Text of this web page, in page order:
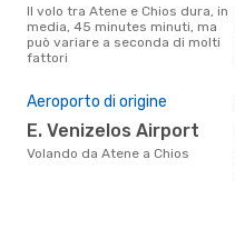
Il volo tra Atene e Chios dura, in
media, 45 minutes minuti, ma
può variare a seconda di molti
fattori
Aeroporto di origine
E. Venizelos Airport
Volando da Atene a Chios